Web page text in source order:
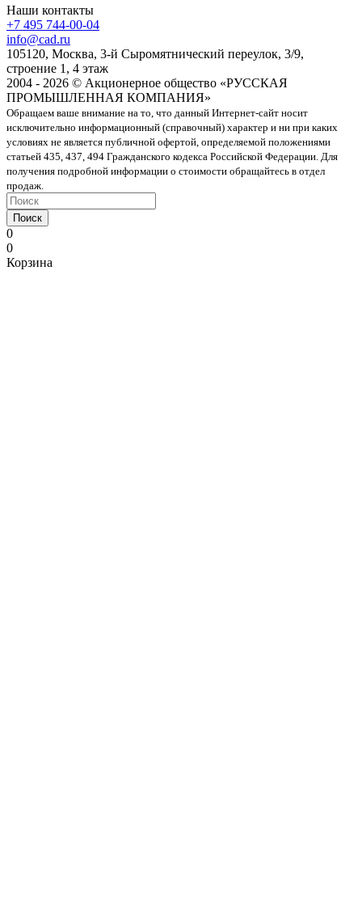
Наши контакты
+7 495 744-00-04
info@cad.ru
105120, Москва, 3-й Сыромятнический переулок, 3/9,
строение 1, 4 этаж
2004 - 2026 © Акционерное общество «РУССКАЯ
ПРОМЫШЛЕННАЯ КОМПАНИЯ»
Обращаем ваше внимание на то, что данный Интернет-сайт носит
исключительно информационный (справочный) характер и ни при каких
условиях не является публичной офертой, определяемой положениями
статьей 435, 437, 494 Гражданского кодекса Российской Федерации. Для
получения подробной информации о стоимости обращайтесь в отдел
продаж.
Поиск
0
0
Корзина